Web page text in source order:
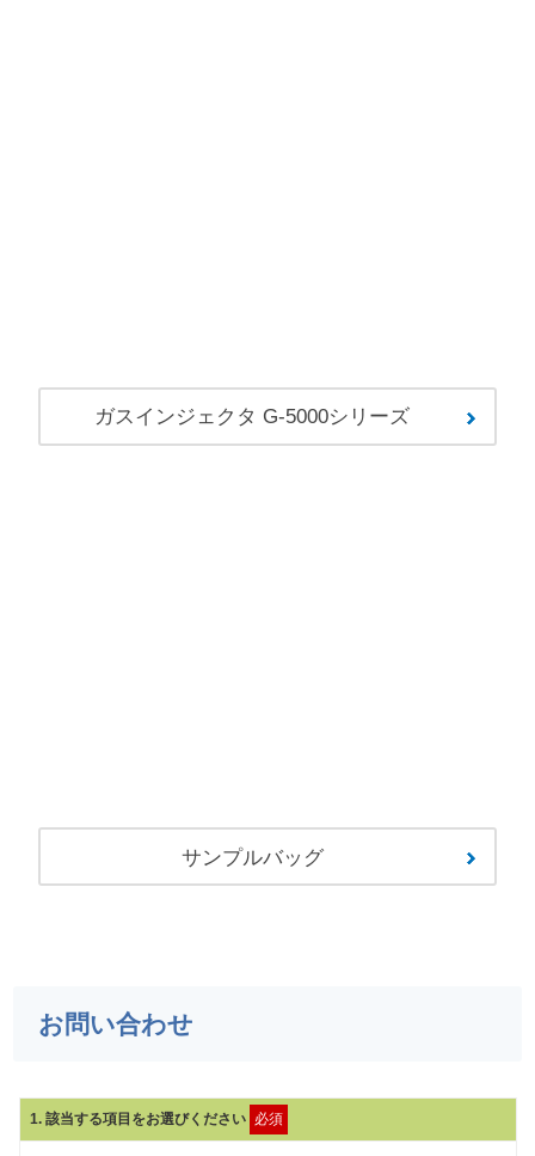
ガスインジェクタ G-5000シリーズ
サンプルバッグ
お問い合わせ
1. 該当する項目をお選びください 必須